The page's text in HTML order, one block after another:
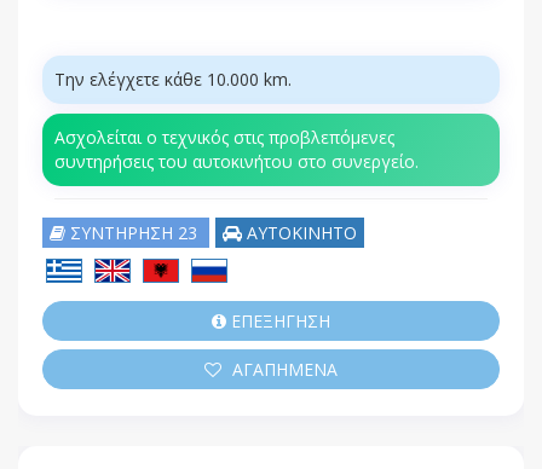
Την ελέγχετε κάθε 10.000 km.
Ασχολείται ο τεχνικός στις προβλεπόμενες
συντηρήσεις του αυτοκινήτου στο συνεργείο.
ΣΥΝΤΗΡΗΣΗ 23 ΑΥΤΟΚΙΝΗΤΟ
ΕΠΕΞΗΓΗΣΗ
ΑΓΑΠΗΜΕΝΑ